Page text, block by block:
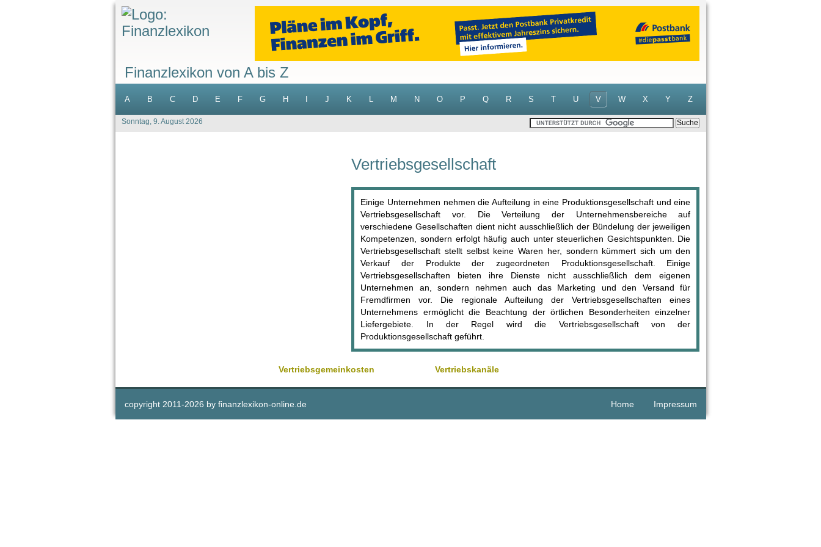
Finanzlexikon von A bis Z
A B C D E F G H J K L M N O P Q R S T U V W X Y Z
Sonntag, 9. August 2026
Vertriebsgesellschaft
Einige Unternehmen nehmen die Aufteilung in eine Produktionsgesellschaft und eine
Vertriebsgesellschaft vor. Die Verteilung der Unternehmensbereiche auf
verschiedene Gesellschaften dient nicht ausschließlich der Bündelung der jeweiligen
Kompetenzen, sondern erfolgt häufig auch unter steuerlichen Gesichtspunkten. Die
Vertriebsgesellschaft stellt selbst keine Waren her, sondern kümmert sich um den
Verkauf der Produkte der zugeordneten Produktionsgesellschaft. Einige
Vertriebsgesellschaften bieten ihre Dienste nicht ausschließlich dem eigenen
Unternehmen an, sondern nehmen auch das Marketing und den Versand für
Fremdfirmen vor. Die regionale Aufteilung der Vertriebsgesellschaften eines
Unternehmens ermöglicht die Beachtung der örtlichen Besonderheiten einzelner
Liefergebiete. In der Regel wird die Vertriebsgesellschaft von der
Produktionsgesellschaft geführt.
Vertriebsgemeinkosten Vertriebskanäle
copyright 2011-2026 by finanzlexikon-online.de Home Impressum